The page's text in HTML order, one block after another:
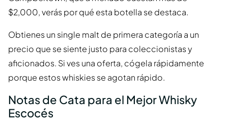
$2,000, verás por qué esta botella se destaca.
Obtienes un single malt de primera categoría a un
precio que se siente justo para coleccionistas y
aficionados. Si ves una oferta, cógela rápidamente
porque estos whiskies se agotan rápido.
Notas de Cata para el Mejor Whisky
Escocés